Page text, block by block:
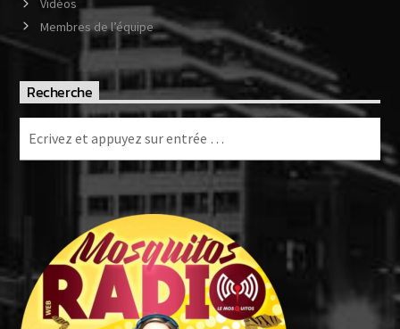
Vidéos
Membres de l’équipe
Recherche